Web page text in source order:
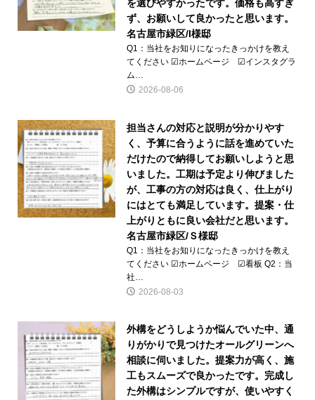
を選びやすかったです。価格も高すぎ
ず、お願いして良かったと思います。
名古屋市緑区/I様邸
Q1：当社をお知りになったきっかけを教え
てください ☑ホームページ ☑インスタグラ
ム…
2026-08-06
担当さんの対応と説明が分かりやす
く、予算に合うように話を進めていた
だけたので納得してお願いしようと思
いました。工期は予定より伸びました
が、工事の方の対応は良く、仕上がり
にはとても満足しています。提案・仕
上がりともに良い会社だと思います。
名古屋市緑区/Ｓ様邸
Q1：当社をお知りになったきっかけを教え
てください ☑ホームページ ☑看板 Q2：当
社…
2026-08-03
外構をどうしようか悩んでいた中、通
りがかりで見つけたオールグリーンへ
相談に伺いました。提案力が高く、施
工もスムーズで良かったです。完成し
た外構はシンプルですが、使いやすく